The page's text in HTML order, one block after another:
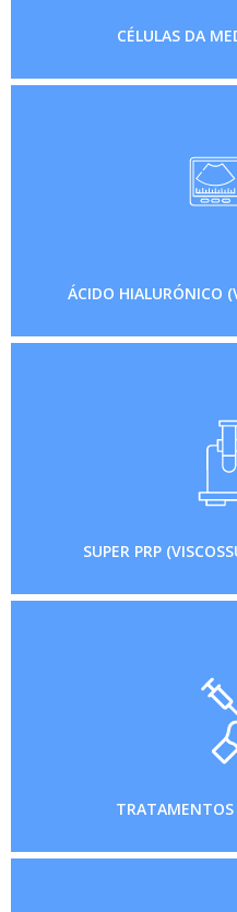
CÉLULAS DA
ÁCIDO HIALURÓNICO
SUPER PRP
TRATAMENTOS